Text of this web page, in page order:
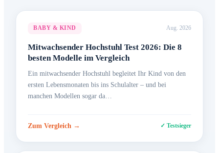
BABY & KIND Aug. 2026
Mitwachsender Hochstuhl Test 2026: Die 8
besten Modelle im Vergleich
Ein mitwachsender Hochstuhl begleitet Ihr Kind von den
ersten Lebensmonaten bis ins Schulalter – und bei
manchen Modellen sogar da…
Zum Vergleich → ✓ Testsieger